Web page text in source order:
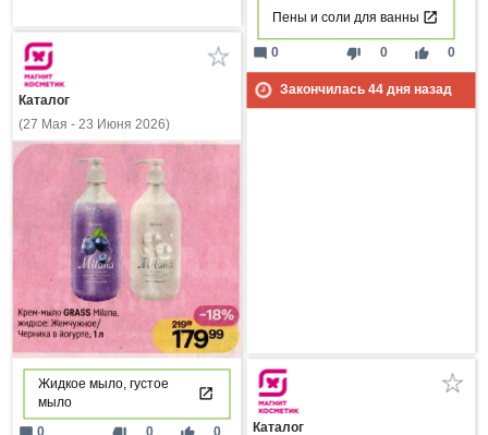
Пены и соли для ванны
thumb_down 0 thumb_up 0
mode_comment 0
Закончилась 44дня назад
Каталог
(27 Мая - 23 Июня 2026)
Жидкое мыло, густое
мыло
Каталог